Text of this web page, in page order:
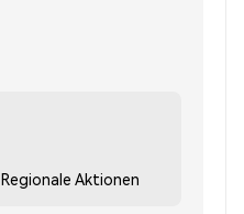
Regionale Aktionen